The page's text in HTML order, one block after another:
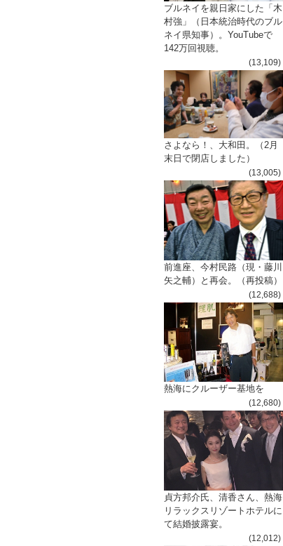
ブルネイを親日家にした「木
村強」（日本統治時代のブル
ネイ県知事）。YouTubeで
142万回視聴。
(13,109)
さよなら！、大和田。（2月
末日で閉店しました）
(13,005)
前進座、今村民路（現・藤川
矢之輔）と再会。（再投稿）
(12,688)
熱海にクルーザー基地を
(12,680)
貞方邦介氏、清香さん、熱海
リラックスリゾートホテルに
て結婚披露宴。
(12,012)